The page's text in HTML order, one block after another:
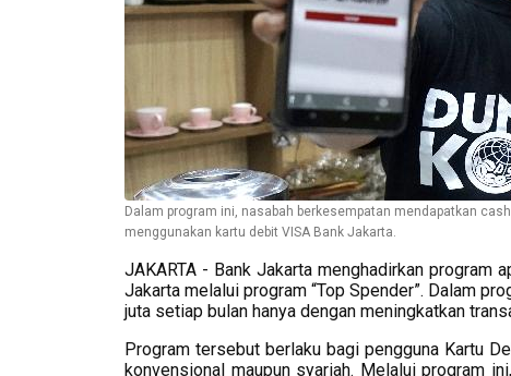
Dalam program ini, nasabah berkesempatan mendapatkan
menggunakan kartu debit VISA Bank Jakarta.
JAKARTA - Bank Jakarta menghadirkan program
Jakarta melalui program “Top Spender”. Dalam
juta setiap bulan hanya dengan meningkatkan
Program tersebut berlaku bagi pengguna Kartu
konvensional maupun syariah. Melalui program